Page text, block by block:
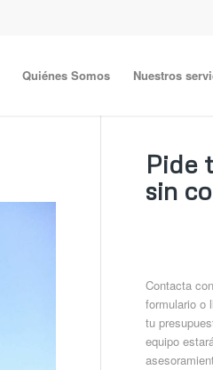
Quiénes Somos Nuestros
Pide
sin
Contacta
formulario o
tu
equipo